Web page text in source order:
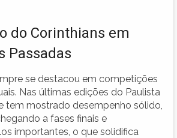
do Corinthians em
Passadas
se destacou em competições
Nas últimas edições do Paulista
tem mostrado desempenho sólido,
a fases finais e
importantes, o que solidifica